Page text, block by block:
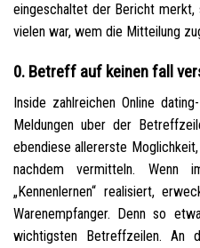
eingeschaltet der Bericht merkt,
vielen war, wem die Mitteilung
0. Betreff auf keinen fall
Inside zahlreichen Online
Meldungen uber der
ebendiese allererste
nachdem vermitteln.
„Kennenlernen“ realisiert,
Warenempfanger. Denn so
wichtigsten Betreffzeilen. An